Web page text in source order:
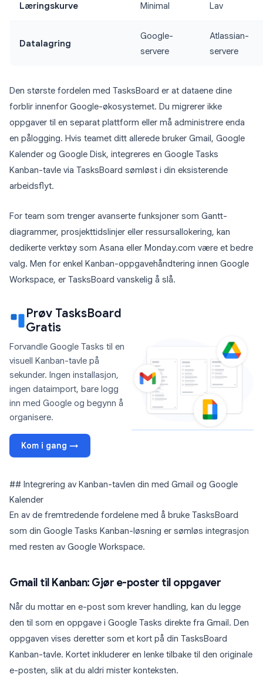
Læringskurve Minimal Lav
Datalagring
Google-
servere
Atlassian-
servere
Den største fordelen med TasksBoard er at dataene dine
forblir innenfor Google-økosystemet. Du migrerer ikke
oppgaver til en separat plattform eller må administrere enda
en pålogging. Hvis teamet ditt allerede bruker Gmail, Google
Kalender og Google Disk, integreres en Google Tasks
Kanban-tavle via TasksBoard sømløst i din eksisterende
arbeidsflyt.
For team som trenger avanserte funksjoner som Gantt-
diagrammer, prosjekttidslinjer eller ressursallokering, kan
dedikerte verktøy som Asana eller Monday.com være et bedre
valg. Men for enkel Kanban-oppgavehåndtering innen Google
Workspace, er TasksBoard vanskelig å slå.
Prøv TasksBoard
Gratis
Forvandle Google Tasks til en
visuell Kanban-tavle på
sekunder. Ingen installasjon,
ingen dataimport, bare logg
inn med Google og begynn å
organisere.
Kom i gang →
## Integrering av Kanban-tavlen din med Gmail og Google
Kalender
En av de fremtredende fordelene med å bruke TasksBoard
som din Google Tasks Kanban-løsning er sømløs integrasjon
med resten av Google Workspace.
Gmail til Kanban: Gjør e-poster til oppgaver
Når du mottar en e-post som krever handling, kan du legge
den til som en oppgave i Google Tasks direkte fra Gmail. Den
oppgaven vises deretter som et kort på din TasksBoard
Kanban-tavle. Kortet inkluderer en lenke tilbake til den originale
e-posten, slik at du aldri mister konteksten.